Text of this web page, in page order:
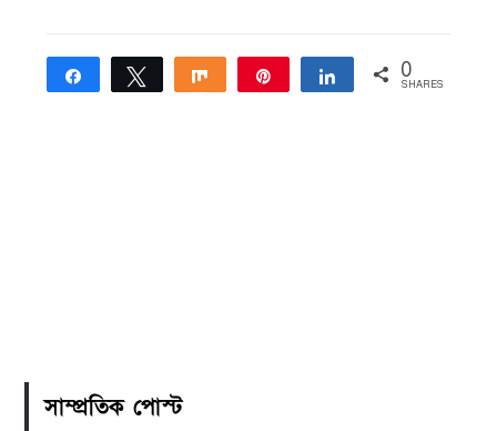
Share Tweet Share Share 0
SHARES
সাম্প্রতিক পোস্ট